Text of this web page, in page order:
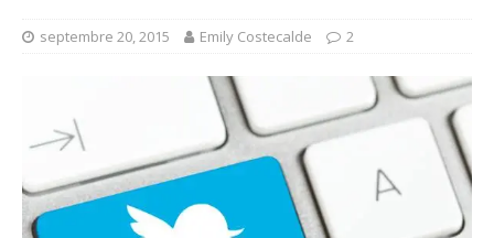
septembre 20, 2015 Emily Costecalde 2